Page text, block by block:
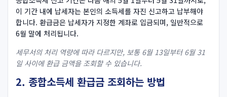
이 기간 내에 납세자는 본인의 소득세를 자진 신고하고 납부해야
합니다. 환급금은 납세자가 지정한 계좌로 입금되며, 일반적으로
6월 말에 처리됩니다.
세무서의 처리 역량에 따라 다르지만, 보통 6월 13일부터 6월 31
일 사이에 환급 금액을 조회할 수 있습니다.
2. 종합소득세 환급금 조회하는 방법